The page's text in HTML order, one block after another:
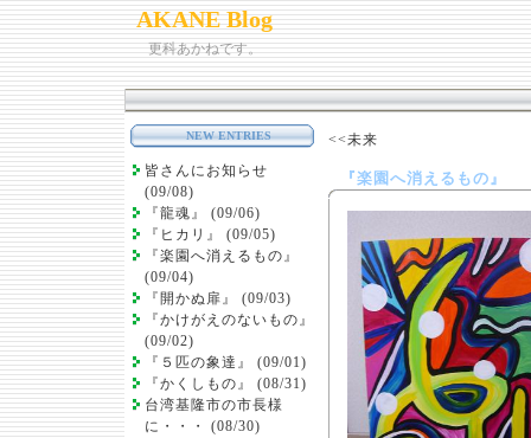
AKANE Blog
更科あかねです。
NEW ENTRIES
皆さんにお知らせ
(09/08)
『龍魂』 (09/06)
『ヒカリ』 (09/05)
『楽園へ消えるもの』
(09/04)
『開かぬ扉』 (09/03)
『かけがえのないもの』
(09/02)
『５匹の象達』 (09/01)
『かくしもの』 (08/31)
台湾基隆市の市長様
に・・・ (08/30)
<<未来
『楽園へ消えるもの』